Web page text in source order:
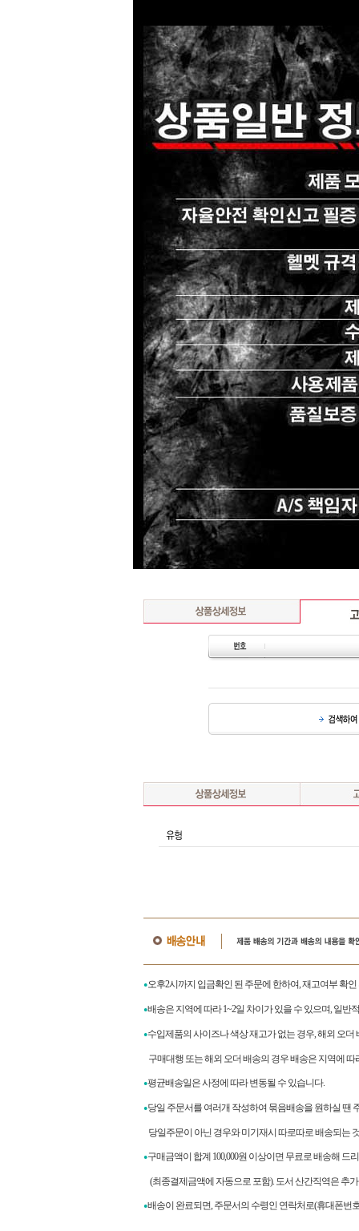
●오후2시까지 입금확인 된 주문에 한하여, 재고여부 확
●배송은 지역에 따라 1~2일 차이가 있을 수 있으며, 일반
●수입제품의 사이즈나 색상 재고가 없는 경우, 해외 오더
구매대행 또는 해외 오더 배송의 경우 배송은 지역에
●평균배송일은 사정에 따라 변동될 수 있습니다.
●당일 주문서를 여러개 작성하여 묶음배송을 원하실 땐
당일주문이 아닌 경우와 미기재시 따로따로 배송되는
●구매금액이 합계 100,000원 이상이면 무료로 배송해 드
(최종결제금액에 자동으로 포함). 도서 산간직역은 추
●배송이 완료되면, 주문서의 수령인 연락처로(휴대폰번